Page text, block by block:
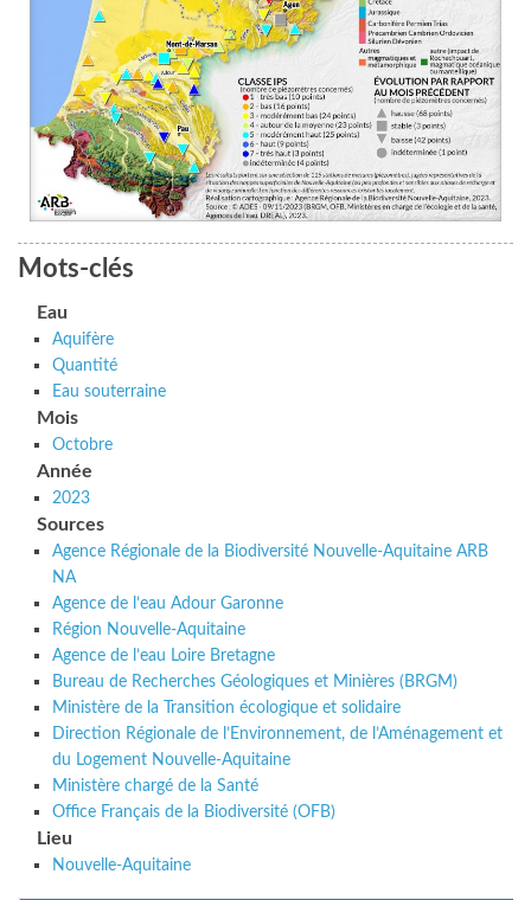
Mots-clés
Eau
Aquifère
Quantité
Eau souterraine
Mois
Octobre
Année
2023
Sources
Agence Régionale de la Biodiversité Nouvelle-Aquitaine ARB
NA
Agence de l’eau Adour Garonne
Région Nouvelle-Aquitaine
Agence de l’eau Loire Bretagne
Bureau de Recherches Géologiques et Minières (BRGM)
Ministère de la Transition écologique et solidaire
Direction Régionale de l’Environnement, de l’Aménagement et
du Logement Nouvelle-Aquitaine
Ministère chargé de la Santé
Office Français de la Biodiversité (OFB)
Lieu
Nouvelle-Aquitaine